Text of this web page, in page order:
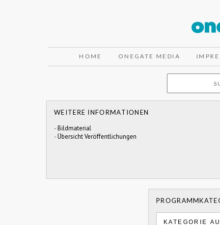
HOME ONEGATE MEDIA
WEITERE INFORMATIONEN
-Bildmaterial
-Übersicht Veröffentlichungen